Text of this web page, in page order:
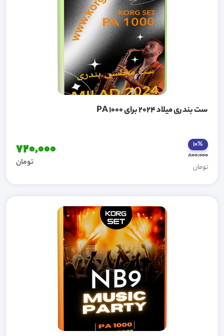
ست بندری میلاد 2024 برای PA 1000
10%
800,000
تومان
720,000
تومان